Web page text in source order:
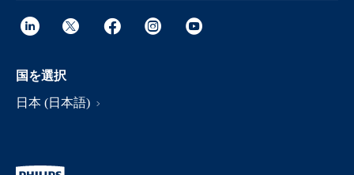
国を選択
日本 (日本語)